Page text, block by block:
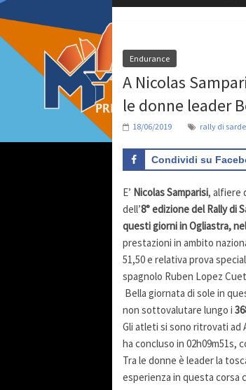
Endurance
A Nicolas
le donne leader
18/06/2019 rally di
Condividi su
E’ Nicolas Samparisi, alfiere
dell’8° edizione del Rally di
questi giorni in Ogliastra,
prestazioni in ambito
51,50 e relativa prova
spagnolo Ruben Lopez
Bella giornata di sole in
non sottovalutare lungo i
Gli atleti si sono ritrovati ad
ha concluso in 02h09m51s,
Tra le donne è leader la
esperienza in questa corsa